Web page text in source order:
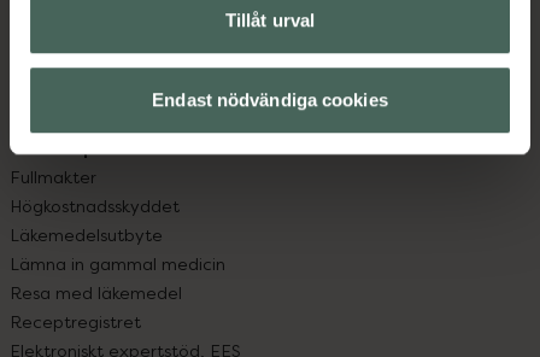
Tillåt urval
Endast nödvändiga cookies
App
Om recept och läkemedel
Fullmakter
Högkostnadsskyddet
Läkemedelsutbyte
Lämna in gammal medicin
Resa med läkemedel
Receptregistret
Elektroniskt expertstöd, EES